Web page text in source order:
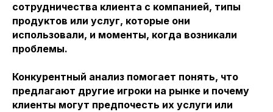
сотрудничества клиента с компанией, типы
продуктов или услуг, которые они
использовали, и моменты, когда возникали
проблемы.
Конкурентный анализ помогает понять, что
предлагают другие игроки на рынке и почему
клиенты могут предпочесть их услуги или